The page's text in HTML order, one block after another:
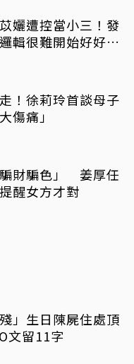
孋遭控當小三！發
輯很難開始好好
！徐莉玲首談母子
傷痛」
財騙色」 姜厚任
醒女方才對
」生日陳屍住處頂
文留11字